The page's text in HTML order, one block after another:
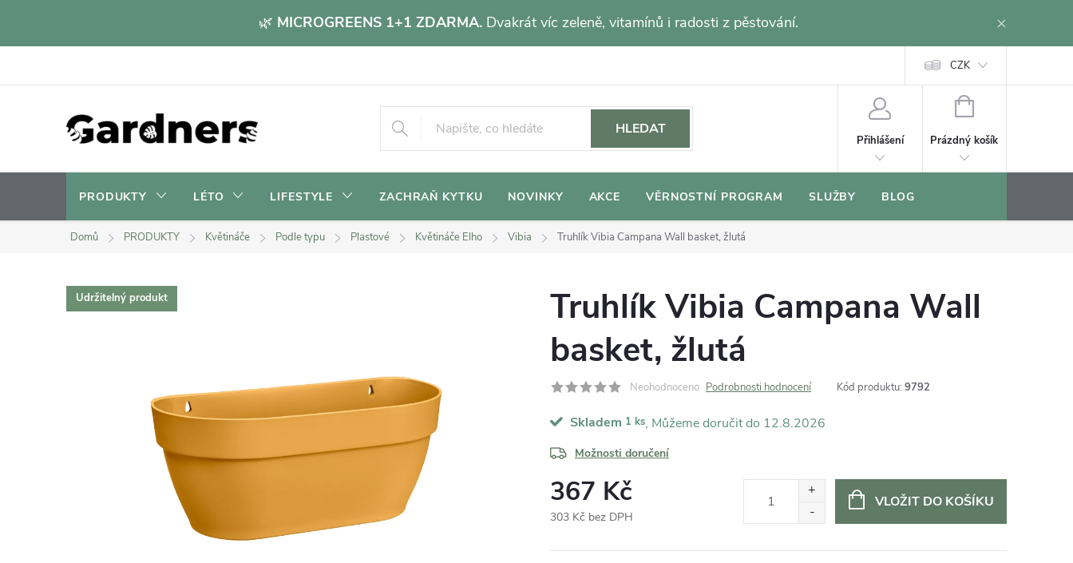
🌿 MICROGREENS 1+1 ZDARMA. Dvakrát víc zeleně, vitamínů i radosti z pěstování.
CZK
HLEDAT
Přihlášení
NÁKUPNÍ
Prázdný košík
PRODUKTY LÉTO LIFESTYLE ZACHRAŇ KYTKU NOVINKY AKCE VĚRNOSTNÍ PROGRAM SLUŽBY BLOG
Domů PRODUKTY Květináče Podle typu Plastové Květináče Elho Vibia Truhlík Vibia Campana Wall basket, žlutá
Udržitelný produkt
Truhlík Vibia Campana Wall
basket, žlutá
Neohodnoceno Podrobnosti hodnocení Kód produktu: 9792
Skladem 1 ks 12.8.2026
Možnosti doručení
367 Kč
303 Kč bez DPH
cena:
VLOŽIT DO KOŠÍKU